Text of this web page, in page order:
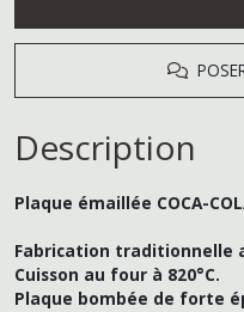
Description
Plaque émaillée COCA-
Fabrication traditionnelle
Cuisson au four à 820°C.
Plaque bombée de forte